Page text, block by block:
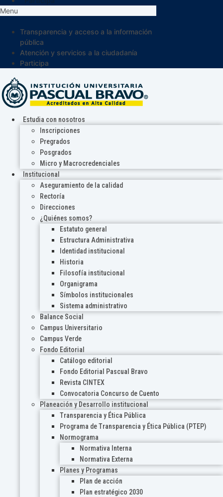
Menu
Transparencia y acceso a la información
pública
Atención y servicios a la ciudadanía
Participa
Estudia con nosotros
Inscripciones
Pregrados
Posgrados
Micro y Macrocredenciales
Institucional
Aseguramiento de la calidad
Rectoría
Direcciones
¿Quiénes somos?
Estatuto general
Estructura Administrativa
Identidad institucional
Historia
Filosofía institucional
Organigrama
Símbolos institucionales
Sistema administrativo
Balance Social
Campus Universitario
Campus Verde
Fondo Editorial
Catálogo editorial
Fondo Editorial Pascual Bravo
Revista CINTEX
Convocatoria Concurso de Cuento
Planeación y Desarrollo institucional
Transparencia y Ética Pública
Programa de Transparencia y Ética Pública (PTEP)
Normograma
Normativa Interna
Normativa Externa
Planes y Programas
Plan de acción
Plan estratégico 2030